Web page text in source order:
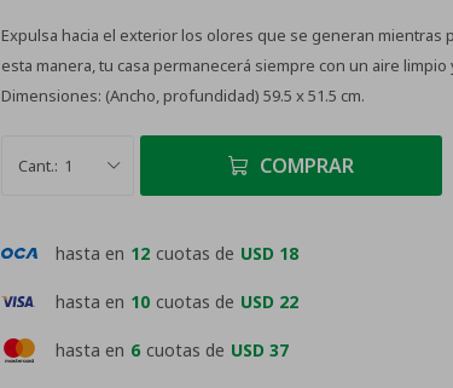
Expulsa hacia el exterior los olores que se generan mientras
esta manera, tu casa permanecerá siempre con un aire limpio
Dimensiones: (Ancho, profundidad) 59.5 x 51.5 cm.
1 COMPRAR
hasta en 6 cuotas de USD 37
hasta en 12 cuotas de USD 18
hasta en 10 cuotas de USD 22